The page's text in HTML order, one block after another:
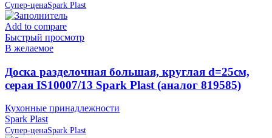
Супер-ценаSpark Plast
Add to compare
Быстрый просмотр
В желаемое
Доска разделочная большая, круглая d=25см,
серая IS10007/13 Spark Plast (аналог 819585)
Кухонные принадлежности
Spark Plast
Супер-ценаSpark Plast